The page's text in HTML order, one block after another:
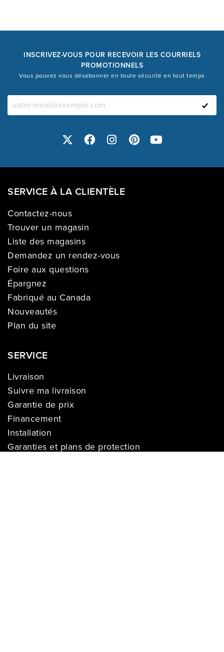
INSCRIVEZ-VOUS POUR RECEVOIR LES COURRIELS
PROMOTIONNELS
Vous pouvez vous désabonner en toute sécurité en tout temps
SERVICE À LA CLIENTÈLE
Contactez-nous
Trouver un magasin
Liste des magasins
Demandez un rendez-vous
Foire aux questions
Épargnez
Fabriqué au Canada
Nouveautés
Plan du site
SERVICE
Livraison
Suivre ma livraison
Garantie de prix
Financement
Installation
Garanties et plans de protection